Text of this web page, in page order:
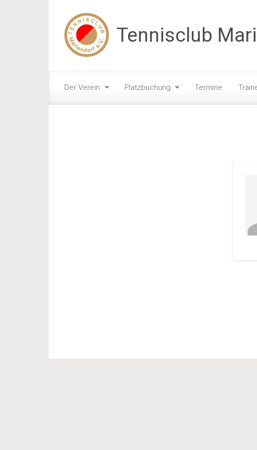
Tennisclub
Der Verein Platzbuchung Termine